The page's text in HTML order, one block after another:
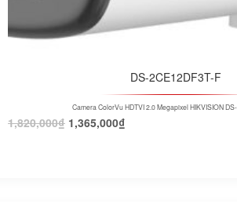
DS-2CE12DF3T-F
Camera ColorVu HDTVI 2.0 Megapixel HIKVISION
1,820,000₫ 1,365,000₫